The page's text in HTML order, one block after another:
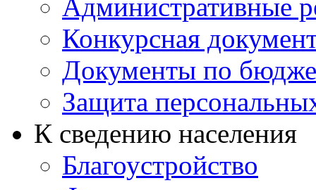
Административные
Конкурсная
Документы по
Защита
К сведению населения
Благоустройство